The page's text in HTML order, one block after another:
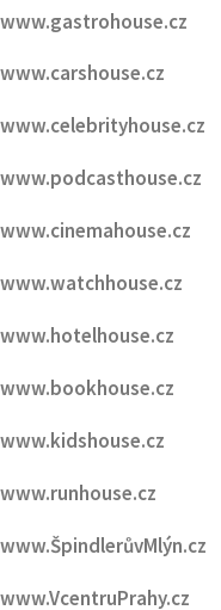
www.luxuryhouse.cz
www.househouse.cz
www.gastrohouse.cz
www.carshouse.cz
www.celebrityhouse.cz
www.podcasthouse.cz
www.cinemahouse.cz
www.watchhouse.cz
www.hotelhouse.cz
www.bookhouse.cz
www.kidshouse.cz
www.runhouse.cz